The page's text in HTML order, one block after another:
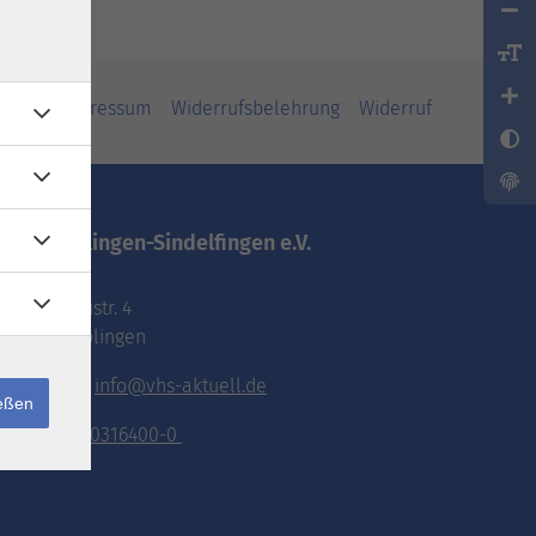
Impressum Widerrufsbelehrung Widerruf
vhs.Böblingen-Sindelfingen e.V.
Pestalozzistr. 4
71032 Böblingen
E-Mail: info@vhs-aktuell.de
Tel.: 070316400-0